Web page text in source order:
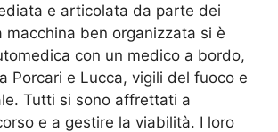
e articolata da parte dei
macchina ben organizzata si è
con un medico a bordo,
Porcari e Lucca, vigili del fuoco e
Tutti si sono affrettati a
e a gestire la viabilità. I loro